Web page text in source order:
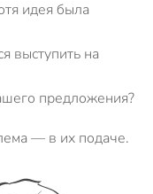
идея была
выступить на
предложения?
— в их подаче.